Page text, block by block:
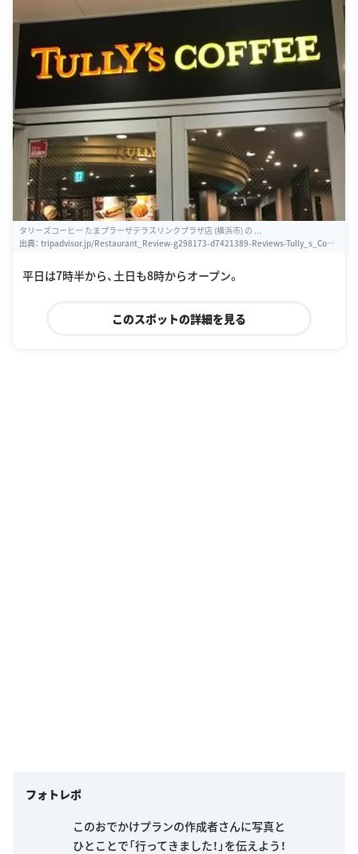
タリーズコーヒー たまプラーザテラスリンクプラザ店 (横浜市) の ...
出典： tripadvisor.jp/Restaurant_Review-g298173-d7421389-Reviews-Tully_s_Coffe
平日は7時半から、土日も8時からオープン。
このスポットの詳細を見る
フォトレポ
このおでかけプランの作成者さんに写真と
ひとことで「行ってきました！」を伝えよう！